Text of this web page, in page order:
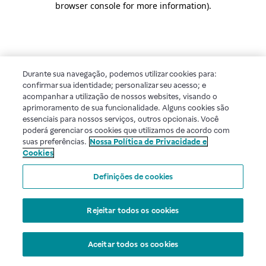
browser console for more information).
Durante sua navegação, podemos utilizar cookies para:
confirmar sua identidade; personalizar seu acesso; e
acompanhar a utilização de nossos websites, visando o
aprimoramento de sua funcionalidade. Alguns cookies são
essenciais para nossos serviços, outros opcionais. Você
poderá gerenciar os cookies que utilizamos de acordo com
suas preferências. Nossa Política de Privacidade e
Cookies
Definições de cookies
Rejeitar todos os cookies
Aceitar todos os cookies